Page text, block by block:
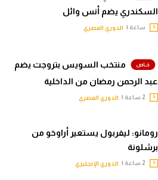
السكندري يضم أنس وائل
ساعة | الدوري المصري
منتخب السويس بتروجت يضم
عبد الرحمن رمضان من الداخلية
الدوري المصري
رومانو: ليفربول يستعير أراوخو من
برشلونة
الدوري الإنجليزي